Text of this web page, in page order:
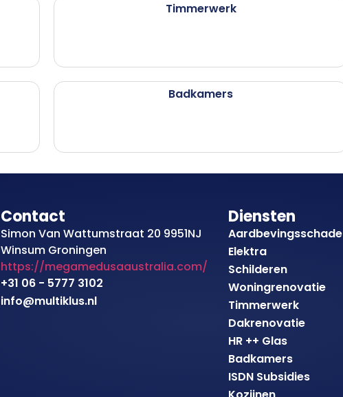
Timmerwerk
Badkamers
Diensten
Aardbevingsschade
Elektra
Schilderen
Woningrenovatie
Timmerwerk
Dakrenovatie
HR ++ Glas
Badkamers
ISDN Subsidies
Contact
Simon Van Wattumstraat 20 9951NJ
Winsum Groningen
https://megamedusaaustralia.com/
+31 06 - 5777 3102
info@multiklus.nl